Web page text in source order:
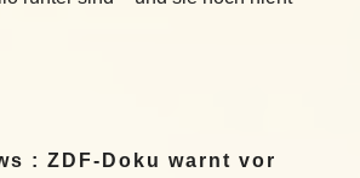
: ZDF-Doku warnt vor